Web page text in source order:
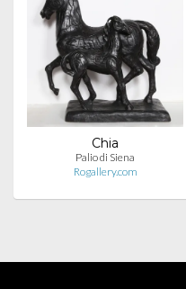
Chia
Palio di Siena
Rogallery.com